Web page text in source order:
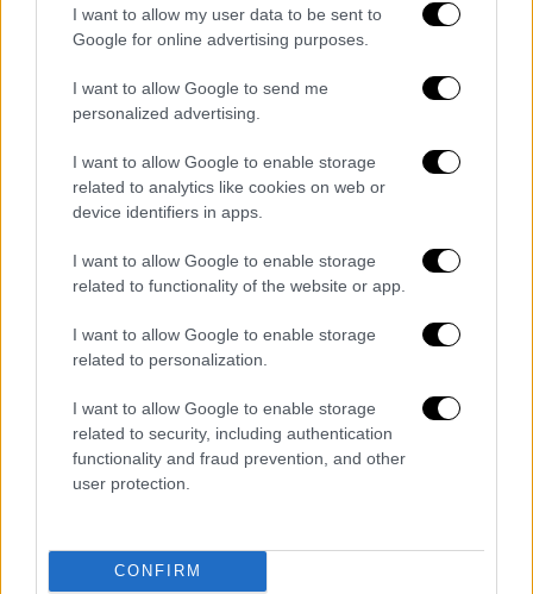
I want to allow my user data to be sent to
Google for online advertising purposes.
I want to allow Google to send me
personalized advertising.
I want to allow Google to enable storage
related to analytics like cookies on web or
device identifiers in apps.
I want to allow Google to enable storage
related to functionality of the website or app.
I want to allow Google to enable storage
related to personalization.
I want to allow Google to enable storage
related to security, including authentication
functionality and fraud prevention, and other
user protection.
CONFIRM
Την επόμενη αγωνιστική ο Ολυμπιακός θα
στις 21:00).
: Σκοτ 12, Λι 16 (3), Καουντί 9,
Λοβέρν 10 (8ρ.), Λουγουαγού-Καμπαρό 16 (1),
Τζάκσον, Εγκμπουνού 6, Φαλ 4, Λάιτι, Εντιαγέ,
Ολυμπιακός: Ουόκαπ 8 (2), Ουίλιαμς-Γκος 11,
Κέινααν 19 (4), Λαρεντζάκης 8 (1), Φαλ 2,
Παπανικολάου 3 (1), Μπραζντέικις, Πίτερς
ΜακΚίσικ 13 (2).
διαγράφονται